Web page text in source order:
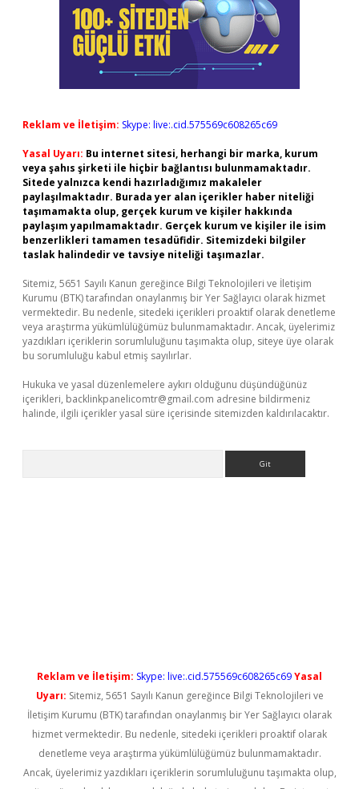
Reklam ve İletişim: Skype: live:.cid.575569c608265c69
Yasal Uyarı: Bu internet sitesi, herhangi bir marka, kurum
veya şahıs şirketi ile hiçbir bağlantısı bulunmamaktadır.
Sitede yalnızca kendi hazırladığımız makaleler
paylaşılmaktadır. Burada yer alan içerikler haber niteliği
taşımamakta olup, gerçek kurum ve kişiler hakkında
paylaşım yapılmamaktadır. Gerçek kurum ve kişiler ile isim
benzerlikleri tamamen tesadüfidir. Sitemizdeki bilgiler
taslak halindedir ve tavsiye niteliği taşımazlar.
Sitemiz, 5651 Sayılı Kanun gereğince Bilgi Teknolojileri ve İletişim
Kurumu (BTK) tarafından onaylanmış bir Yer Sağlayıcı olarak hizmet
vermektedir. Bu nedenle, sitedeki içerikleri proaktif olarak denetleme
veya araştırma yükümlülüğümüz bulunmamaktadır. Ancak, üyelerimiz
yazdıkları içeriklerin sorumluluğunu taşımakta olup, siteye üye olarak
bu sorumluluğu kabul etmiş sayılırlar.
Hukuka ve yasal düzenlemelere aykırı olduğunu düşündüğünüz
içerikleri, backlinkpanelicomtr@gmail.com adresine bildirmeniz
halinde, ilgili içerikler yasal süre içerisinde sitemizden kaldırılacaktır.
Reklam ve İletişim: Skype: live:.cid.575569c608265c69Yasal
Uyarı: Sitemiz, 5651 Sayılı Kanun gereğince Bilgi Teknolojileri ve
İletişim Kurumu (BTK) tarafından onaylanmış bir Yer Sağlayıcı olarak
hizmet vermektedir. Bu nedenle, sitedeki içerikleri proaktif olarak
denetleme veya araştırma yükümlülüğümüz bulunmamaktadır.
Ancak, üyelerimiz yazdıkları içeriklerin sorumluluğunu taşımakta olup,